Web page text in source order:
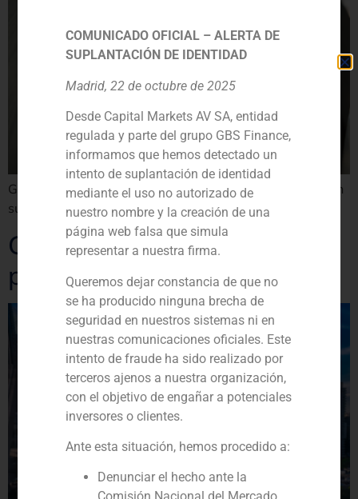
GBS Finance asesora a ASTURIANA DE LAMINADOS en
su primer programa de bonos registrados en el MARF
GBS Finance refuerza su
presencia en LatAm
COMUNICADO OFICIAL – ALERTA DE
SUPLANTACIÓN DE IDENTIDAD
Madrid, 22 de octubre de 2025
Desde Capital Markets AV SA, entidad
regulada y parte del grupo GBS Finance,
informamos que hemos detectado un
intento de suplantación de identidad
mediante el uso no autorizado de
nuestro nombre y la creación de una
página web falsa que simula
representar a nuestra firma.
Queremos dejar constancia de que no
se ha producido ninguna brecha de
seguridad en nuestros sistemas ni en
nuestras comunicaciones oficiales. Este
intento de fraude ha sido realizado por
terceros ajenos a nuestra organización,
con el objetivo de engañar a potenciales
inversores o clientes.
Ante esta situación, hemos procedido a:
Denunciar el hecho ante la